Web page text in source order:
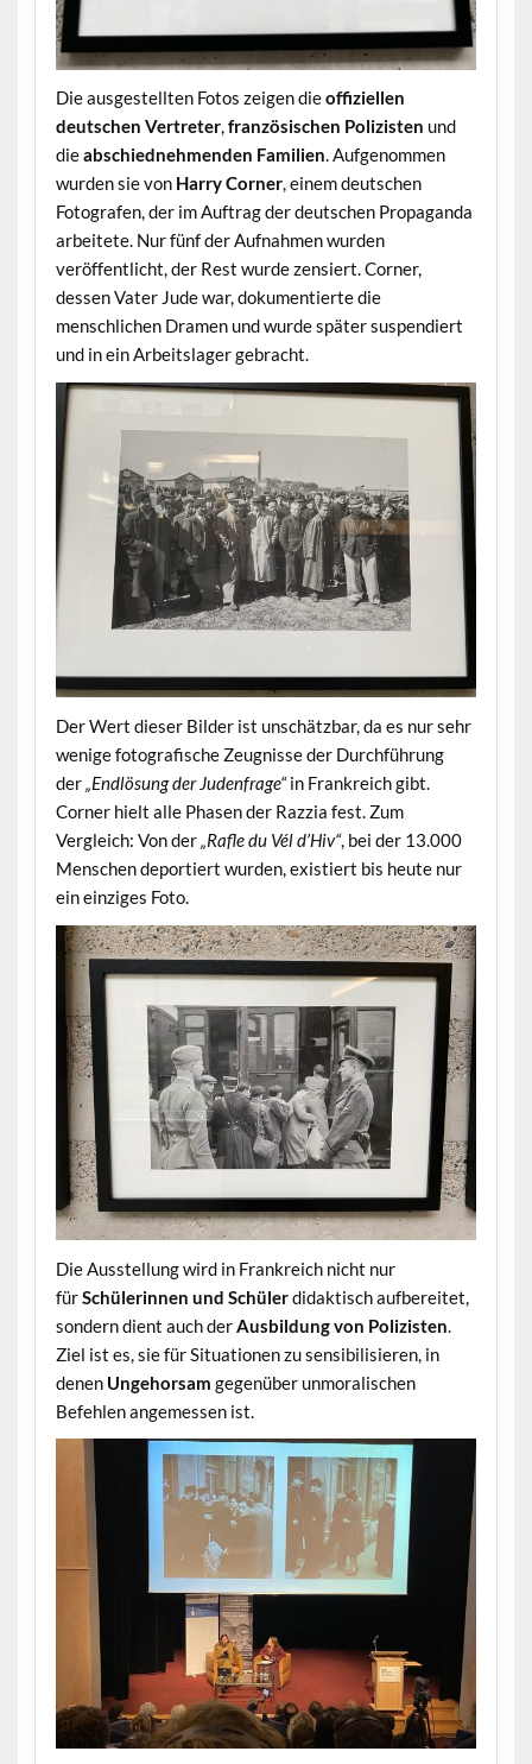
Die ausgestellten Fotos zeigen dieoffiziellen
deutschen Vertreter,französischen Polizisten und
dieabschiednehmenden Familien. Aufgenommen
wurden sie von Harry Corner, einem deutschen
Fotografen, der im Auftrag der deutschen Propaganda
arbeitete. Nur fünf der Aufnahmen wurden
veröffentlicht, der Rest wurde zensiert. Corner,
dessen Vater Jude war, dokumentierte die
menschlichen Dramen und wurde später suspendiert
und in ein Arbeitslager gebracht.
Der Wert dieser Bilder ist unschätzbar, da es nur sehr
wenige fotografische Zeugnisse der Durchführung
der„Endlösung der Judenfrage“in Frankreich gibt.
Corner hielt alle Phasen der Razzia fest. Zum
Vergleich: Von der„Rafle du Vél d’Hiv“, bei der 13.000
Menschen deportiert wurden, existiert bis heute nur
ein einziges Foto.
Die Ausstellung wird in Frankreich nicht nur
fürSchülerinnen und Schülerdidaktisch aufbereitet,
sondern dient auch derAusbildung von Polizisten.
Ziel ist es, sie für Situationen zu sensibilisieren, in
denen Ungehorsam gegenüber unmoralischen
Befehlen angemessen ist.